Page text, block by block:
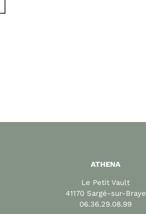
ATHENA
Le Petit Vault
41170 Sargé-sur-Braye
06.36.29.08.99